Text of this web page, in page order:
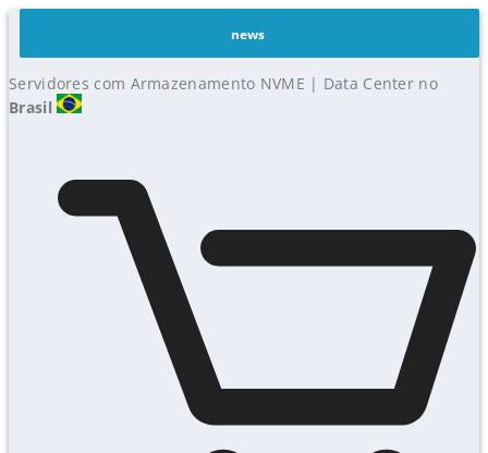
news
Servidores com Armazenamento NVME | Data Center no
Brasil